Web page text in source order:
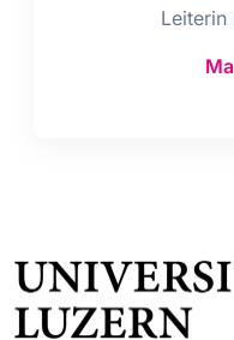
Leiterin